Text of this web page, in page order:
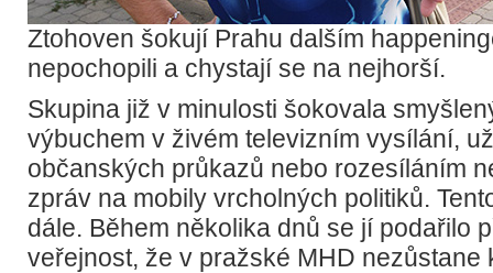
Ztohoven šokují Prahu dalším
nepochopili a chystají se na nejhorší.
Skupina již v minulosti šokovala
výbuchem v živém televizním vysílání,
občanských průkazů nebo rozesíláním
zpráv na mobily vrcholných politiků.
dále. Během několika dnů se jí podařilo
veřejnost, že v pražské MHD nezůstane